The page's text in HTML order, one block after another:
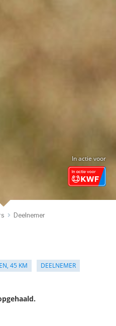
In actie voor
Deelnemer
45 KM
DEELNEMER